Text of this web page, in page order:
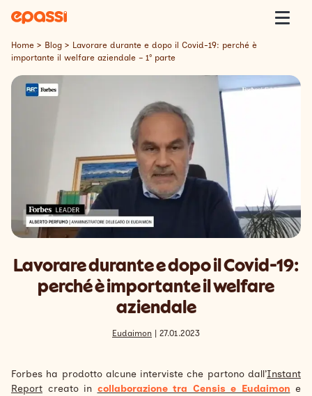
Skip to content
Epassi
Insight
Contatti
Lavora con Noi
Home > Blog > Lavorare durante e dopo il Covid-19: perché è
importante il welfare aziendale – 1° parte
Lavorare durante e dopo il Covid-19:
perché è importante il welfare
aziendale
Eudaimon | 27.01.2023
Forbes ha prodotto alcune interviste che partono dall’Instant
Report creato in collaborazione tra Censis e Eudaimon e